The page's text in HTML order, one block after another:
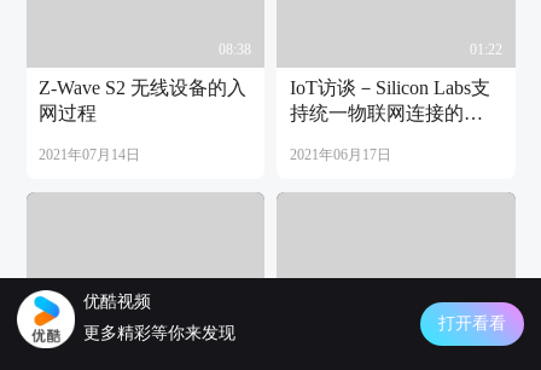
08:38
Z-Wave S2 无线设备的入
网过程
2021年07月14日
01:22
IoT访谈－Silicon Labs支
持统一物联网连接的
2021年06月17日
Z-Wave Long Range基础
05:54
优酷视频
更多精彩等你来发现
打开看看